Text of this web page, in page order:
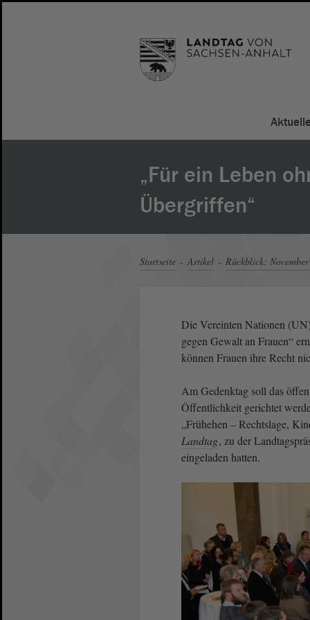
„Für ein Leben
Übergriffen“
Startseite Artikel Rückblick:
Die Vereinten Nationen
gegen Gewalt an Frauen“
können Frauen ihre Recht
Am Gedenktag soll das
Öffentlichkeit gerichtet
„Frühehen – Rechtslage,
Landtag, zu der
eingeladen hatten.